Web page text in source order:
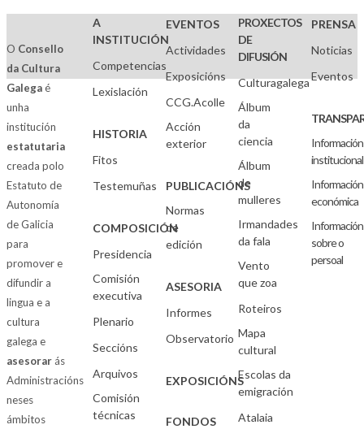
O Consello
da Cultura
Galegaé
unha
institución
estatutaria
creada polo
Estatuto de
Autonomía
de Galicia
para
promover e
difundir a
lingua e a
cultura
galega e
asesorarás
Administracións
neses
ámbitos
A
INSTITUCIÓN
Competencias
Lexislación
HISTORIA
Fitos
Testemuñas
COMPOSICIÓN
Presidencia
Comisión
executiva
Plenario
Seccións
Arquivos
Comisión
técnicas
EVENTOS
Actividades
Exposicións
CCG.Acolle
Acción
exterior
PUBLICACIÓNS
Normas
de
edición
ASESORIA
Informes
Observatorio
EXPOSICIÓNS
FONDOS
PROXECTOS
DE
DIFUSIÓN
Culturagalega
Álbum
da
ciencia
Álbum
de
mulleres
Irmandades
da fala
Vento
que zoa
Roteiros
Mapa
cultural
Escolas da
emigración
Atalaia
PRENSA
Noticias
Eventos
Información
institucional
Información
económica
Información
sobre o
persoal